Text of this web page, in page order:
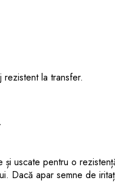
la transfer.
uscate pentru o
Dacă apar semne de